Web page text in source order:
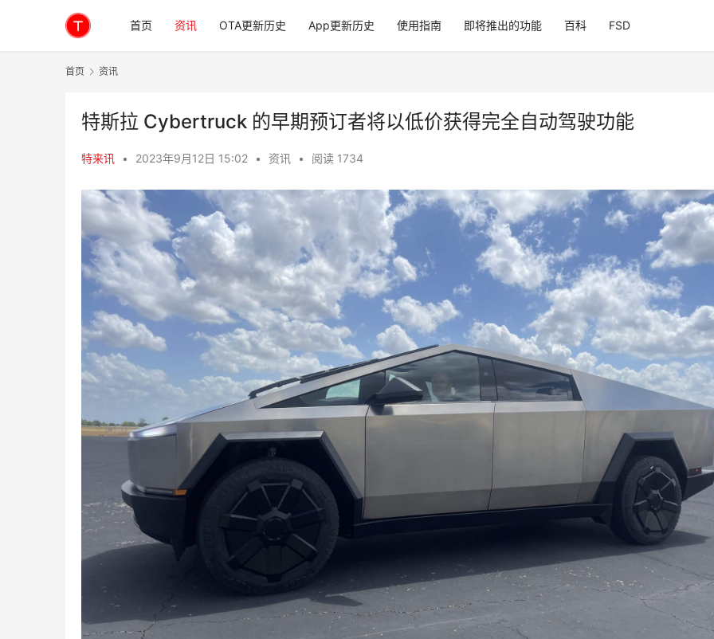
首页 资讯 OTA更新历史 App更新历史 使用指南 即将推出的功能 百科 FSD
首页 资讯
特斯拉 Cybertruck 的早期预订者将以低价获得完全自动驾驶功能
特来讯 • 2023年9月12日 15:02 • 资讯 • 阅读 1734